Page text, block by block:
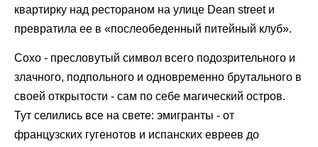
квартирку над рестораном на улице Dean street и
превратила ее в «послеобеденный питейный клуб».
Сохо - пресловутый символ всего подозрительного и
злачного, подпольного и одновременно брутального в
своей открытости - сам по себе магический остров.
Тут селились все на свете: эмигранты - от
французских гугенотов и испанских евреев до